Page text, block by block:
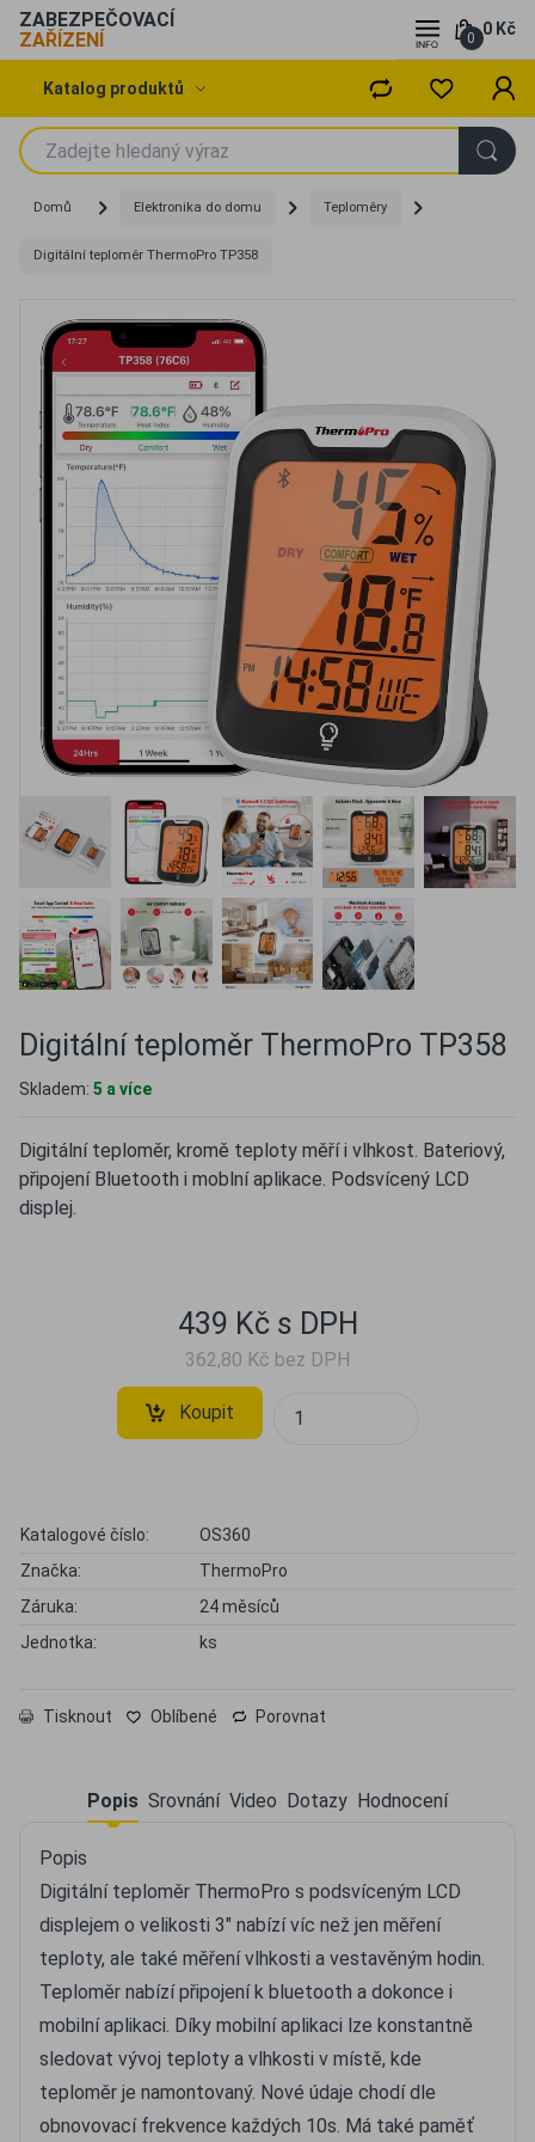
0 Kč
0
ZABEZPEČOVACÍ
ZAŘÍZENÍ
Katalog produktů
Domů Elektronika do domu Teploměry
Digitální teploměr ThermoPro TP358
Digitální teploměr ThermoPro TP358
Skladem: 5 a více
Digitální teploměr, kromě teploty měří i vlhkost. Bateriový,
připojení Bluetooth i moblní aplikace. Podsvícený LCD
displej.
439 Kč s DPH
362,80 Kč bez DPH
Koupit
Katalogové číslo:
OS360
Značka:
ThermoPro
Záruka:
24 měsíců
Jednotka:
ks
Tisknout Oblíbené Porovnat
Popis Srovnání Video Dotazy Hodnocení
Popis
Digitální teploměr ThermoPro s podsvíceným LCD
displejem o velikosti 3" nabízí víc než jen měření
teploty, ale také měření vlhkosti a vestavěným hodin.
Teploměr nabízí připojení k bluetooth a dokonce i
mobilní aplikaci. Díky mobilní aplikaci lze konstantně
sledovat vývoj teploty a vlhkosti v místě, kde
teploměr je namontovaný. Nové údaje chodí dle
obnovovací frekvence každých 10s. Má také paměť